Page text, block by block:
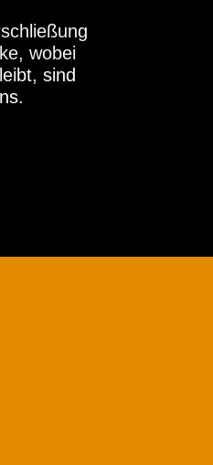
wobei
sind